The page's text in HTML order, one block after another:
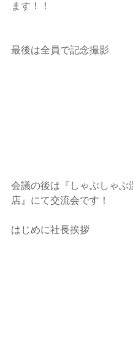
ます！！
最後は全員で記念撮影
会議の後は『しゃぶしゃぶ
店』にて交流会です！
はじめに社長挨拶